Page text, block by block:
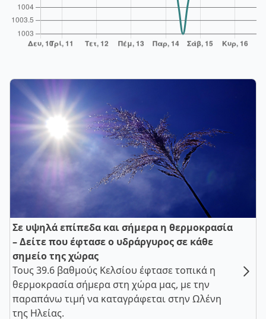
Σε υψηλά επίπεδα και σήμερα η θερμοκρασία
– Δείτε που έφτασε ο υδράργυρος σε κάθε
σημείο της χώρας
Τους 39.6 βαθμούς Κελσίου έφτασε τοπικά η
θερμοκρασία σήμερα στη χώρα μας, με την
παραπάνω τιμή να καταγράφεται στην Ωλένη
της Ηλείας.